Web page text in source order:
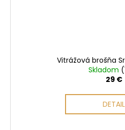
Vitrážová brošňa
Skladom
29 €
DETAIL